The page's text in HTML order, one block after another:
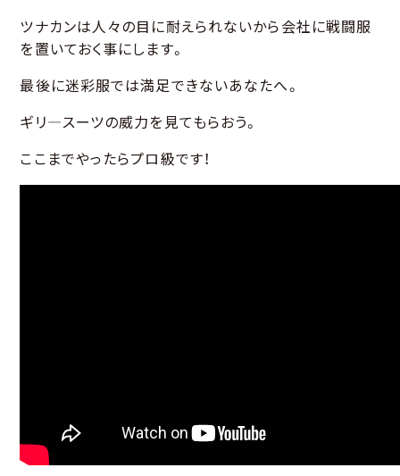
ツナカンは人々の目に耐えられないから会社に戦闘服
を置いておく事にします。
最後に迷彩服では満足できないあなたへ。
ギリ―スーツの威力を見てもらおう。
ここまでやったらプロ級です！